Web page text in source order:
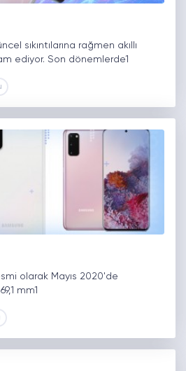
sıkıntılarına rağmen akıllı
ediyor. Son dönemlerde1
olarak Mayıs 2020'de
mm1